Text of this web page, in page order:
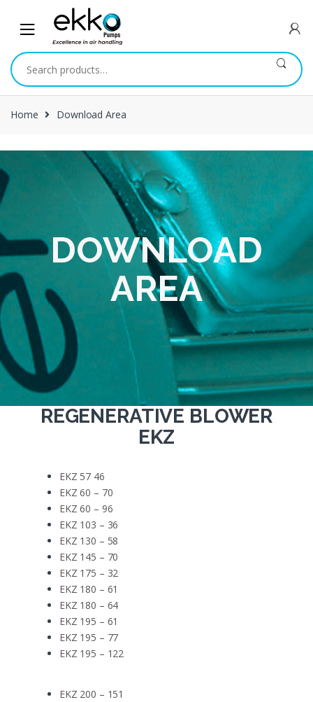
navigation
content
Search
for:
Home Download Area
DOWNLOAD
AREA
REGENERATIVE BLOWER
EKZ
EKZ 57 46
EKZ 60 – 70
EKZ 60 – 96
EKZ 103 – 36
EKZ 130 – 58
EKZ 145 – 70
EKZ 175 – 32
EKZ 180 – 61
EKZ 180 – 64
EKZ 195 – 61
EKZ 195 – 77
EKZ 195 – 122
EKZ 200 – 151